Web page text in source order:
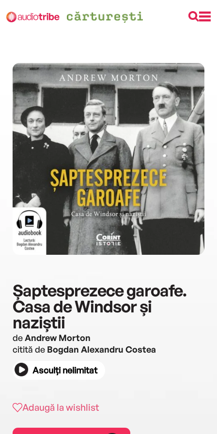
Șaptesprezece garoafe.
Casa de Windsor și
naziștii
deAndrew Morton
citită de Bogdan Alexandru Costea
Asculți nelimitat
Adaugă la wishlist